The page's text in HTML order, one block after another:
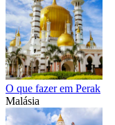
O que fazer em Perak
Malásia